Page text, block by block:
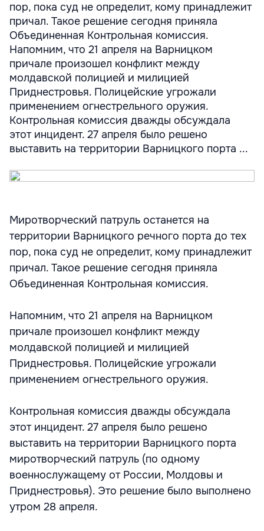
пор, пока суд не определит, кому принадлежит
причал. Такое решение сегодня приняла
Объединенная Контрольная комиссия.
Напомним, что 21 апреля на Варницком
причале произошел конфликт между
молдавской полицией и милицией
Приднестровья. Полицейские угрожали
применением огнестрельного оружия.
Контрольная комиссия дважды обсуждала
этот инцидент. 27 апреля было решено
выставить на территории Варницкого порта ...
Миротворческий патруль останется на
территории Варницкого речного порта до тех
пор, пока суд не определит, кому принадлежит
причал. Такое решение сегодня приняла
Объединенная Контрольная комиссия.
Напомним, что 21 апреля на Варницком
причале произошел конфликт между
молдавской полицией и милицией
Приднестровья. Полицейские угрожали
применением огнестрельного оружия.
Контрольная комиссия дважды обсуждала
этот инцидент. 27 апреля было решено
выставить на территории Варницкого порта
миротворческий патруль (по одному
военнослужащему от России, Молдовы и
Приднестровья). Это решение было выполнено
утром 28 апреля.